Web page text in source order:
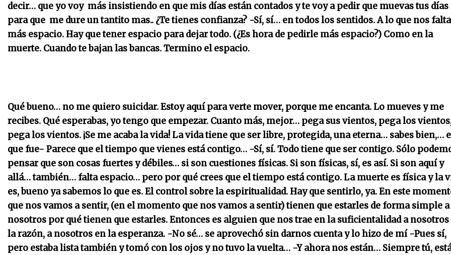
decir… que yo voy más insistiendo en que mis días están contados y te voy a pedir que muevas tus días
para que me dure un tantito mas.. ¿Te tienes confianza? -Sí, sí… en todos los sentidos. A lo que nos
más espacio. Hay que tener espacio para dejar todo. (¿Es hora de pedirle más espacio?) Como en la
muerte. Cuando te bajan las bancas. Termino el espacio.
Qué bueno… no me quiero suicidar. Estoy aquí para verte mover, porque me encanta. Lo mueves y me
recibes. Qué esperabas, yo tengo que empezar. Cuanto más, mejor… pega sus vientos, pega los
pega los vientos. ¡Se me acaba la vida! La vida tiene que ser libre, protegida, una eterna… sabes bien,…
que fue- Parece que el tiempo que vienes está contigo… -Sí, sí. Todo tiene que ser contigo. Sólo
pensar que son cosas fuertes y débiles… si son cuestiones físicas. Si son físicas, sí, es así. Si son aquí y
allá… también… falta espacio… pero por qué crees que el tiempo está contigo. La muerte es física y la
es, bueno ya sabemos lo que es. El control sobre la espiritualidad. Hay que sentirlo, ya. En este
que nos vamos a sentir, (en el momento que nos vamos a sentir) tienen que estarles de forma simple a
nosotros por qué tienen que estarles. Entonces es alguien que nos trae en la suficientalidad a nosotros
la razón, a nosotros en la esperanza. -No sé… se aprovechó sin darnos cuenta y lo hizo de mí -Pues sí,
pero estaba lista también y tomó con los ojos y no tuvo la vuelta… -Y ahora nos están… Siempre tú,